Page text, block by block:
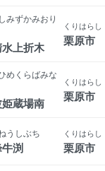
みずかみおり
上折木
くりはらし
栗原市
めくらばみな
蔵場南
くりはらし
栗原市
うしぶち
渕
くりはらし
栗原市